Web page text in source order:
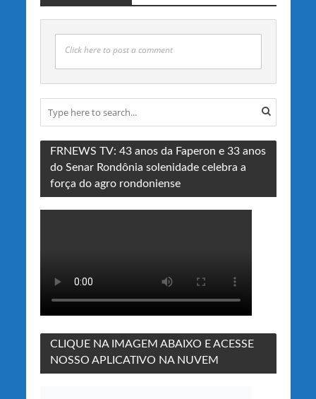
Click here to post a comment
FRNEWS TV: 43 anos da Faperon e 33 anos
do Senar Rondônia solenidade celebra a
força do agro rondoniense
CLIQUE NA IMAGEM ABAIXO E ACESSE
NOSSO APLICATIVO NA NUVEM